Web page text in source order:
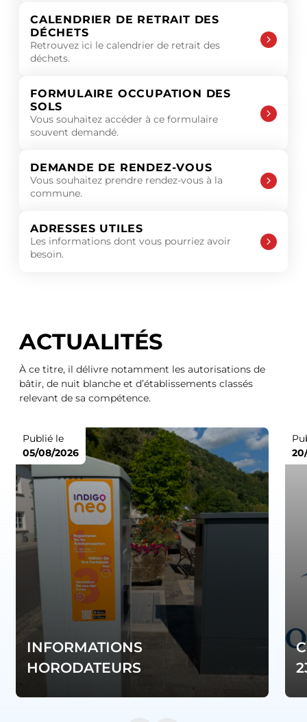
CALENDRIER DE RETRAIT DES
DÉCHETS
Retrouvez ici le calendrier de retrait des
déchets.
FORMULAIRE OCCUPATION DES
SOLS
Vous souhaitez accéder à ce formulaire
souvent demandé.
DEMANDE DE RENDEZ-VOUS
Vous souhaitez prendre rendez-vous à la
commune.
ADRESSES UTILES
Les informations dont vous pourriez avoir
besoin.
ACTUALITÉS
À ce titre, il délivre notamment les autorisations de
bâtir, de nuit blanche et d’établissements classés
relevant de sa compétence.
INFORMATIONS
HORODATEURS
Publié le
05/08/2026